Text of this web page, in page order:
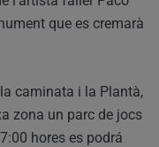
que es cremarà
caminata i la Plantà,
zona un parc de jocs
hores es podrá